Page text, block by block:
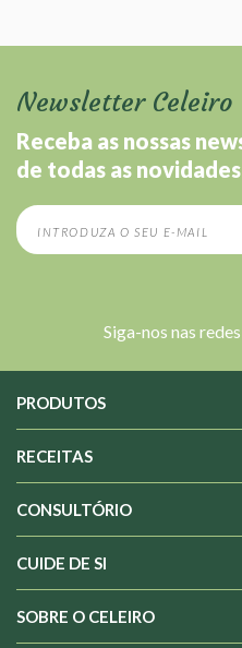
Newsletter Celeiro
Receba as nossas
de todas as
Siga-nos nas
PRODUTOS
RECEITAS
CONSULTÓRIO
CUIDE DE SI
SOBRE O CELEIRO